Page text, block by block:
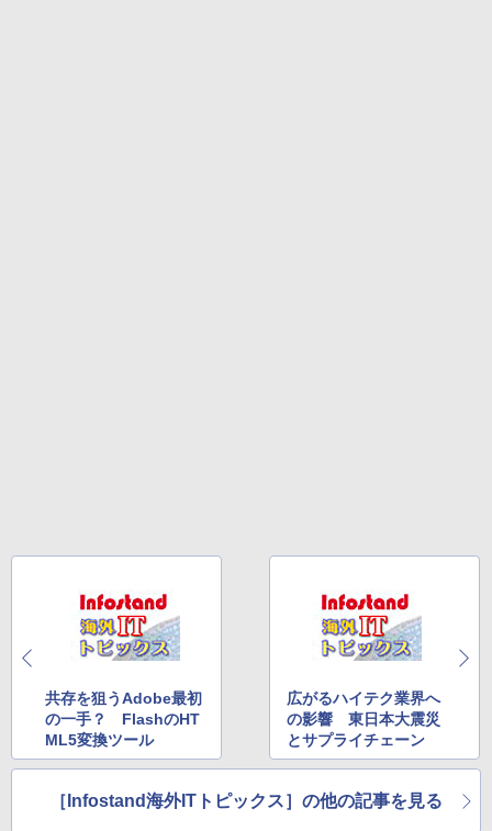
共存を狙うAdobe最初
の一手？ FlashのHT
ML5変換ツール
広がるハイテク業界へ
の影響 東日本大震災
とサプライチェーン
［Infostand海外ITトピックス］の他の記事を見る